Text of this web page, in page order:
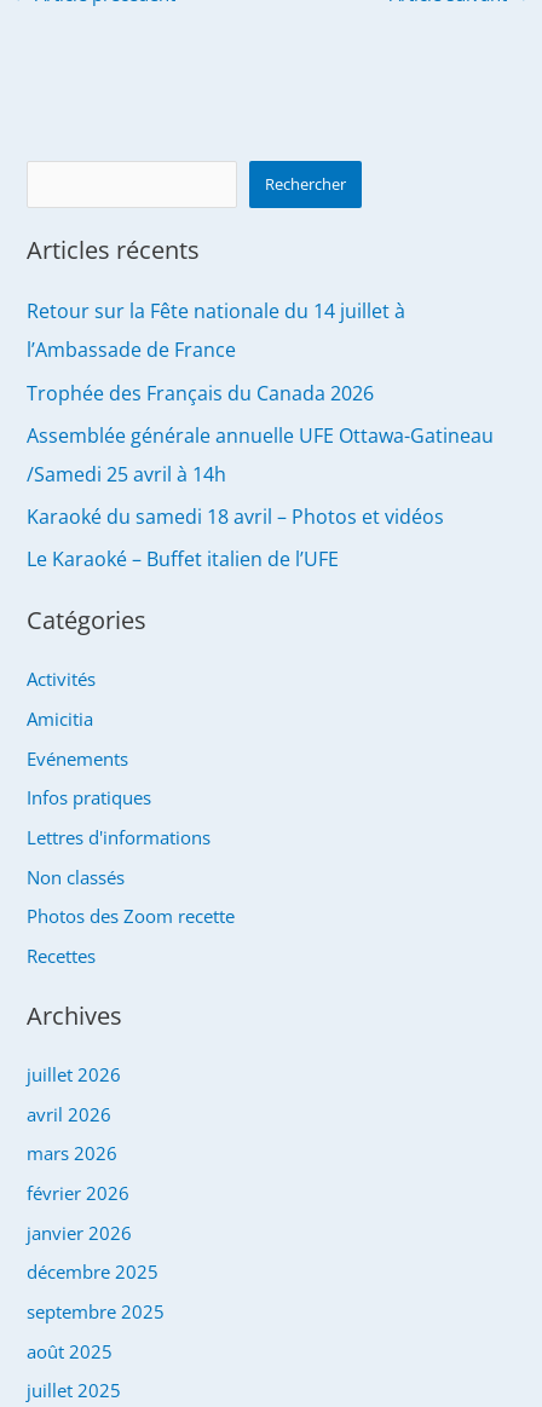
Rechercher
Articles récents
Retour sur la Fête nationale du 14 juillet à
l’Ambassade de France
Trophée des Français du Canada 2026
Assemblée générale annuelle UFE Ottawa-Gatineau
/Samedi 25 avril à 14h
Karaoké du samedi 18 avril – Photos et vidéos
Le Karaoké – Buffet italien de l’UFE
Catégories
Activités
Amicitia
Evénements
Infos pratiques
Lettres d'informations
Non classés
Photos des Zoom recette
Recettes
Archives
juillet 2026
avril 2026
mars 2026
février 2026
janvier 2026
décembre 2025
septembre 2025
août 2025
juillet 2025